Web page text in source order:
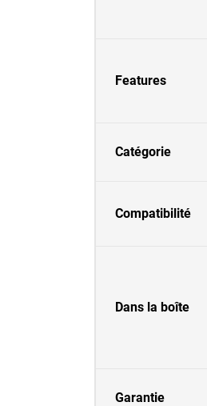
Features
Catégorie
Compatibilité
Dans la boîte
Garantie